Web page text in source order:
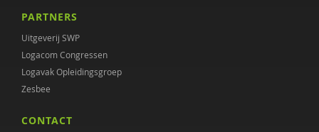
Enikö agy
Marcel van Aken
Monique Al
Wendy Albers
PARTNERS
Uitgeverij SWP
Logacom Congressen
Logavak Opleidingsgroep
Zesbee
CONTACT